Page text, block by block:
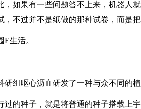
，如果有一些问题答不上来，机器人
，不过并不是纸做的那种试卷，而是
生活。
研组呕心沥血研发了一种与众不同的植
过的种子，就是将普通的种子搭载上